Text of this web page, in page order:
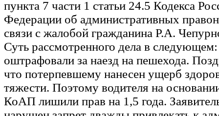
пункта 7 части 1 статьи 24.5 Кодекса
Федерации об административных
связи с жалобой гражданина Р.А.
Суть рассмотренного дела в следующем:
оштрафовали за наезд на пешехода.
что потерпевшему нанесен ущерб
тяжести. Поэтому водителя на
КоАП лишили прав на 1,5 года.